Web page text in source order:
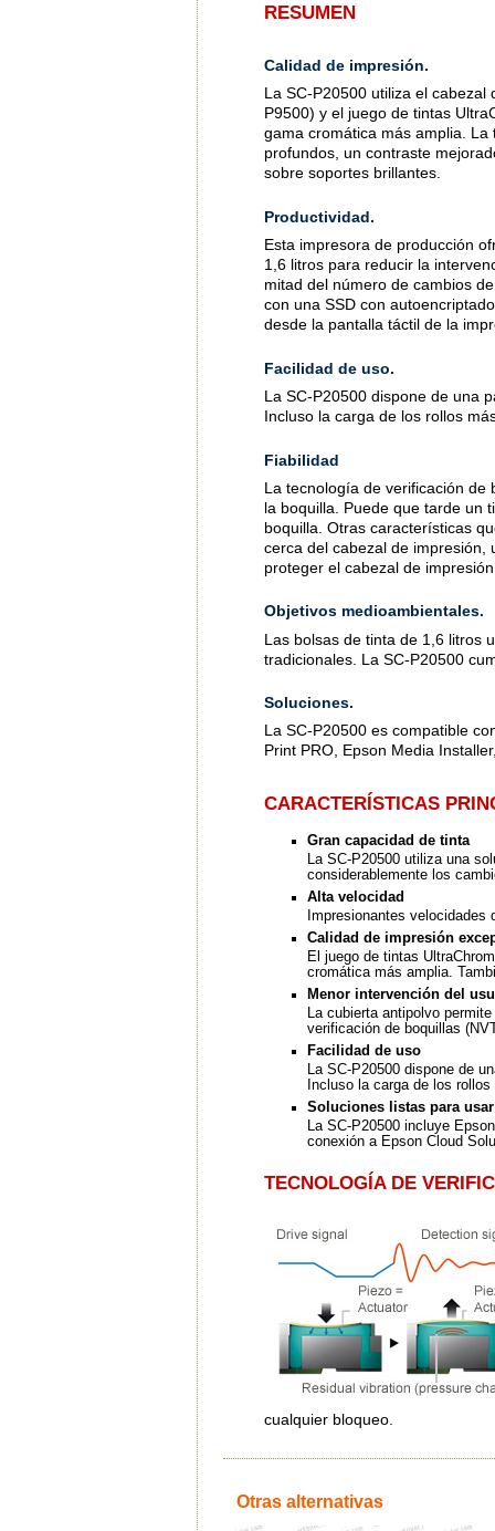
RESUMEN
Calidad de impresión.
La SC-P20500 utiliza el
P9500) y el juego de tintas
gama cromática más amplia.
profundos, un contraste
sobre soportes brillantes.
Productividad.
Esta impresora de producción
1,6 litros para reducir la
mitad del número de cambios
con una SSD con
desde la pantalla táctil de la
Facilidad de uso.
La SC-P20500 dispone de una
Incluso la carga de los rollos
Fiabilidad
La tecnología de verificación de
la boquilla. Puede que tarde un
boquilla. Otras características
cerca del cabezal de impresión,
proteger el cabezal de
Objetivos medioambientales.
Las bolsas de tinta de 1,6 litros
tradicionales. La SC-P20500
Soluciones.
La SC-P20500 es compatible
Print PRO, Epson Media
CARACTERÍSTICAS
Gran capacidad de tinta
La SC-P20500 utiliza una
considerablemente los
Alta velocidad
Impresionantes velocidades
Calidad de impresión
El juego de tintas
cromática más amplia.
Menor intervención del
La cubierta antipolvo
verificación de boquillas
Facilidad de uso
La SC-P20500 dispone de
Incluso la carga de los
Soluciones listas para usar
La SC-P20500 incluye
conexión a Epson Cloud
TECNOLOGÍA DE
cualquier bloqueo.
Otras alternativas